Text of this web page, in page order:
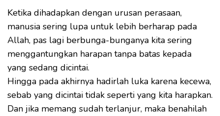
Ketika dihadapkan dengan urusan perasaan,
manusia sering lupa untuk lebih berharap pada
Allah, pas lagi berbunga-bunganya kita sering
menggantungkan harapan tanpa batas kepada
yang sedang dicintai.
Hingga pada akhirnya hadirlah luka karena kecewa,
sebab yang dicintai tidak seperti yang kita harapkan.
Dan jika memang sudah terlanjur, maka benahilah